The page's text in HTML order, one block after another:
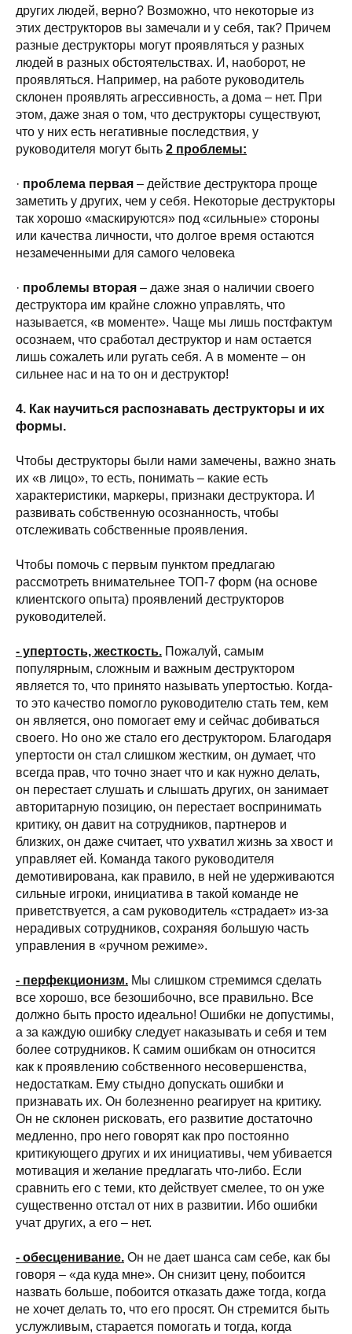
других людей, верно? Возможно, что некоторые из
этих деструкторов вы замечали и у себя, так? Причем
разные деструкторы могут проявляться у разных
людей в разных обстоятельствах. И, наоборот, не
проявляться. Например, на работе руководитель
склонен проявлять агрессивность, а дома – нет. При
этом, даже зная о том, что деструкторы существуют,
что у них есть негативные последствия, у
руководителя могут быть 2 проблемы:
· проблема первая – действие деструктора проще
заметить у других, чем у себя. Некоторые деструкторы
так хорошо «маскируются» под «сильные» стороны
или качества личности, что долгое время остаются
незамеченными для самого человека
· проблемы вторая – даже зная о наличии своего
деструктора им крайне сложно управлять, что
называется, «в моменте». Чаще мы лишь постфактум
осознаем, что сработал деструктор и нам остается
лишь сожалеть или ругать себя. А в моменте – он
сильнее нас и на то он и деструктор!
4. Как научиться распознавать деструкторы и их
формы.
Чтобы деструкторы были нами замечены, важно знать
их «в лицо», то есть, понимать – какие есть
характеристики, маркеры, признаки деструктора. И
развивать собственную осознанность, чтобы
отслеживать собственные проявления.
Чтобы помочь с первым пунктом предлагаю
рассмотреть внимательнее ТОП-7 форм (на основе
клиентского опыта) проявлений деструкторов
руководителей.
- упертость, жесткость. Пожалуй, самым
популярным, сложным и важным деструктором
является то, что принято называть упертостью. Когда-
то это качество помогло руководителю стать тем, кем
он является, оно помогает ему и сейчас добиваться
своего. Но оно же стало его деструктором. Благодаря
упертости он стал слишком жестким, он думает, что
всегда прав, что точно знает что и как нужно делать,
он перестает слушать и слышать других, он занимает
авторитарную позицию, он перестает воспринимать
критику, он давит на сотрудников, партнеров и
близких, он даже считает, что ухватил жизнь за хвост и
управляет ей. Команда такого руководителя
демотивирована, как правило, в ней не удерживаются
сильные игроки, инициатива в такой команде не
приветствуется, а сам руководитель «страдает» из-за
нерадивых сотрудников, сохраняя большую часть
управления в «ручном режиме».
- перфекционизм. Мы слишком стремимся сделать
все хорошо, все безошибочно, все правильно. Все
должно быть просто идеально! Ошибки не допустимы,
а за каждую ошибку следует наказывать и себя и тем
более сотрудников. К самим ошибкам он относится
как к проявлению собственного несовершенства,
недостаткам. Ему стыдно допускать ошибки и
признавать их. Он болезненно реагирует на критику.
Он не склонен рисковать, его развитие достаточно
медленно, про него говорят как про постоянно
критикующего других и их инициативы, чем убивается
мотивация и желание предлагать что-либо. Если
сравнить его с теми, кто действует смелее, то он уже
существенно отстал от них в развитии. Ибо ошибки
учат других, а его – нет.
- обесценивание. Он не дает шанса сам себе, как бы
говоря – «да куда мне». Он снизит цену, побоится
назвать больше, побоится отказать даже тогда, когда
не хочет делать то, что его просят. Он стремится быть
услужливым, старается помогать и тогда, когда